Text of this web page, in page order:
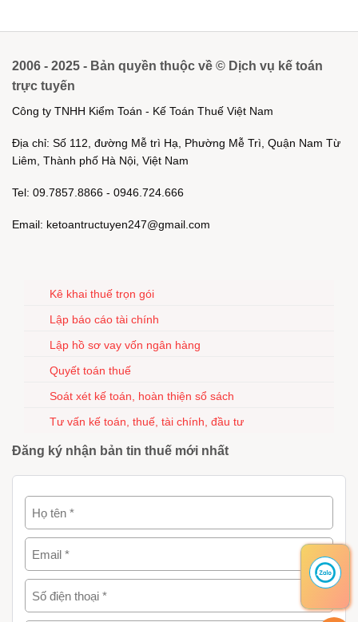
2006 - 2025 - Bản quyền thuộc về © Dịch vụ kế toán
trực tuyến
Công ty TNHH Kiểm Toán - Kế Toán Thuế Việt Nam
Địa chỉ: Số 112, đường Mễ trì Hạ, Phường Mễ Trì, Quận Nam Từ
Liêm, Thành phố Hà Nội, Việt Nam
Tel: 09.7857.8866 - 0946.724.666
Email: ketoantructuyen247@gmail.com
Kê khai thuế trọn gói
Lập báo cáo tài chính
Lập hồ sơ vay vốn ngân hàng
Quyết toán thuế
Soát xét kế toán, hoàn thiện sổ sách
Tư vấn kế toán, thuế, tài chính, đầu tư
Đăng ký nhận bản tin thuế mới nhất